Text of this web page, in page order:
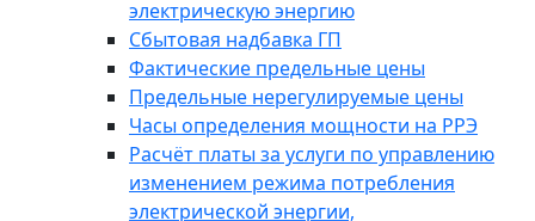
электрическую энергию
Сбытовая надбавка ГП
Фактические предельные цены
Предельные нерегулируемые цены
Часы определения мощности на РРЭ
Расчёт платы за услуги по управлению
изменением режима потребления
электрической энергии,